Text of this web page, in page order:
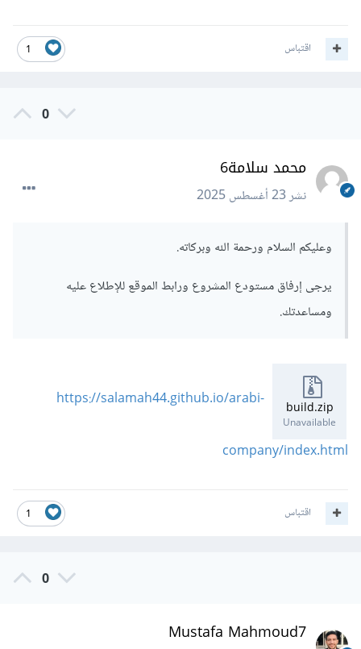
1 اقتباس
0
محمد سلامة6
نشر23 أغسطس 2025
وعليكم السلام ورحمة الله وبركاته.
يرجى إرفاق مستودع المشروع ورابط الموقع للإطلاع عليه
ومساعدتك.
build.zip
Unavailable
https://salamah44.github.io/arabi-
company/index.html
1 اقتباس
0
Mustafa Mahmoud7